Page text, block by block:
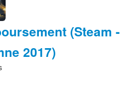
(Steam -
2017)